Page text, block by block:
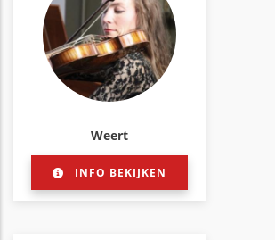
Weert
INFO BEKIJKEN